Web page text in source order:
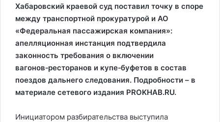
Хабаровский краевой суд поставил точку в споре
между транспортной прокуратурой и АО
«Федеральная пассажирская компания»:
апелляционная инстанция подтвердила
законность требования о включении
вагонов‑ресторанов и купе‑буфетов в состав
поездов дальнего следования. Подробности – в
материале сетевого издания PROKHAB.RU.
Инициатором разбирательства выступила